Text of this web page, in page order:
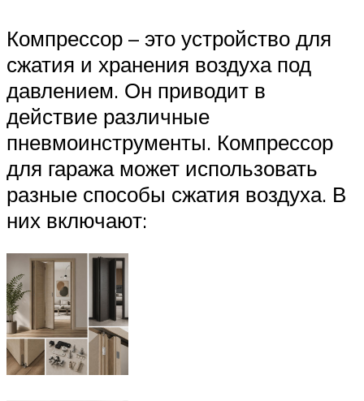
Компрессор – это устройство для
сжатия и хранения воздуха под
давлением. Он приводит в
действие различные
пневмоинструменты. Компрессор
для гаража может использовать
разные способы сжатия воздуха. В
них включают: